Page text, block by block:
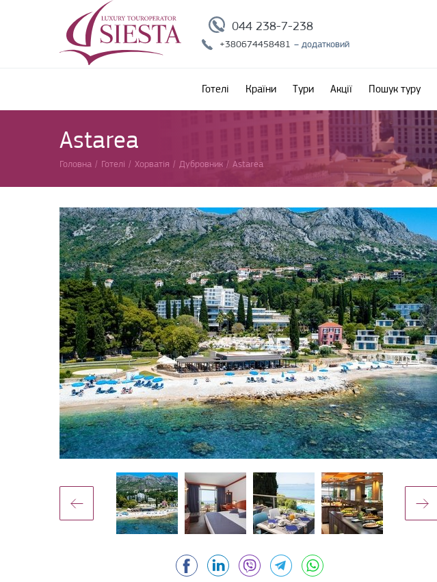
044 238-7-238
+380674458481 – додатковий
Готелі Країни Тури Акції Пошук туру
Astarea
Головна / Готелі / Хорватія / Дубровник / Astarea